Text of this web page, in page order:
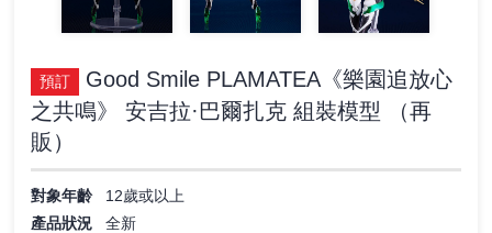
預訂
Good Smile PLAMATEA《樂園追放心
之共鳴》 安吉拉·巴爾扎克 組裝模型 （再
販）
對象年齡
12歲或以上
產品狀況
全新